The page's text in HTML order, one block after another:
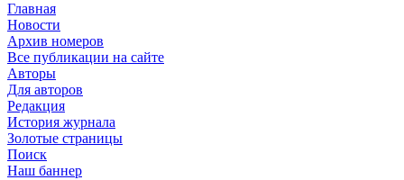
Главная
Новости
Архив номеров
Все публикации на сайте
Авторы
Для авторов
Редакция
История журнала
Золотые страницы
Поиск
Наш баннер